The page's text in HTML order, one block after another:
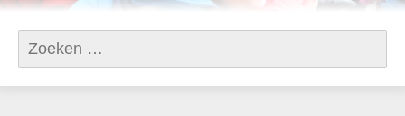
Zoeken
naar: